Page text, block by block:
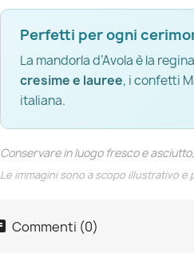
Perfetti per ogni
La mandorla d’Avola è la
cresime e lauree, i confetti
italiana.
Conservare in luogo fresco e
Le immagini sono a scopo illustrativo
Commenti (0)